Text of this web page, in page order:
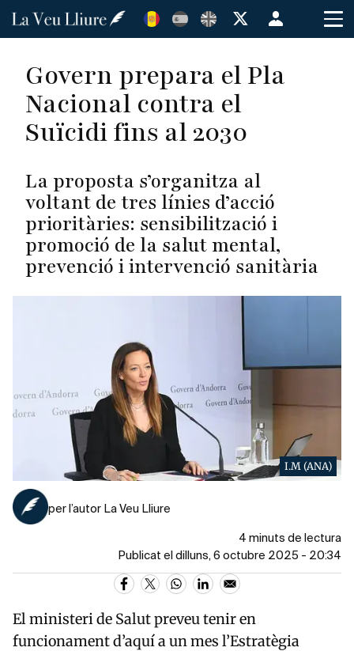
Vés
Menú
de
cuenta
de
Govern prepara el Pla
Nacional contra el
Suïcidi fins al 2030
La proposta s’organitza al
voltant de tres línies d’acció
prioritàries: sensibilització i
promoció de la salut mental,
prevenció i intervenció sanitària
I.M (ANA)
per l’autor La Veu Lliure
4 minuts de lectura
Publicat el dilluns, 6 octubre 2025 - 20:34
El ministeri de Salut preveu tenir en
funcionament d’aquí a un mes l’Estratègia